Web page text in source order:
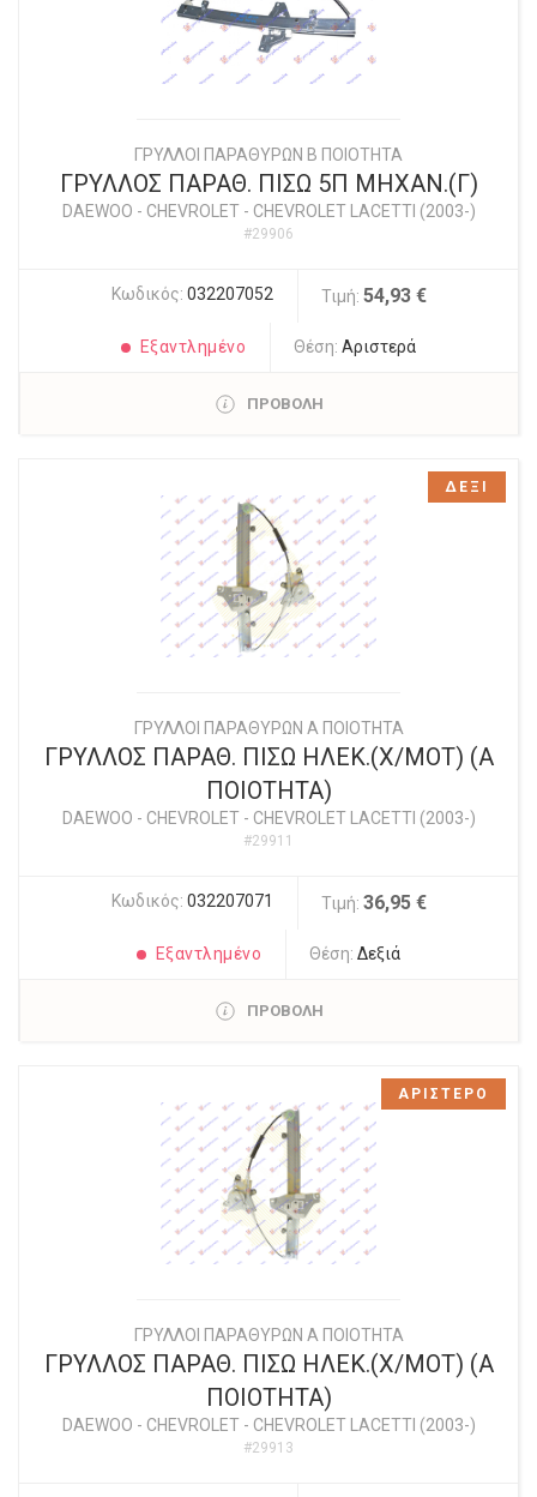
ΓΡΥΛΛΟΙ ΠΑΡΑΘΥΡΩΝ Β ΠΟΙΟΤΗΤΑ
ΓΡΥΛΛΟΣ ΠΑΡΑΘ. ΠΙΣΩ 5Π ΜΗΧΑΝ.(Γ)
DAEWOO - CHEVROLET- CHEVROLET LACETTI (2003-)
#29906
Κωδικός: 032207052 Τιμή: 54,93 €
Εξαντλημένο Θέση:Αριστερά
ΠΡΟΒΟΛΗ
ΓΡΥΛΛΟΙ ΠΑΡΑΘΥΡΩΝ Α ΠΟΙΟΤΗΤΑ
ΓΡΥΛΛΟΣ ΠΑΡΑΘ. ΠΙΣΩ ΗΛΕΚ.(Χ/ΜΟΤ) (Α
ΠΟΙΟΤΗΤΑ)
DAEWOO - CHEVROLET- CHEVROLET LACETTI (2003-)
#29911
Κωδικός: 032207071 Τιμή: 36,95 €
Εξαντλημένο Θέση:Δεξιά
ΠΡΟΒΟΛΗ
ΔΕΞΙ
ΓΡΥΛΛΟΙ ΠΑΡΑΘΥΡΩΝ Α ΠΟΙΟΤΗΤΑ
ΓΡΥΛΛΟΣ ΠΑΡΑΘ. ΠΙΣΩ ΗΛΕΚ.(Χ/ΜΟΤ) (Α
ΠΟΙΟΤΗΤΑ)
DAEWOO - CHEVROLET- CHEVROLET LACETTI (2003-)
#29913
ΑΡΙΣΤΕΡΟ